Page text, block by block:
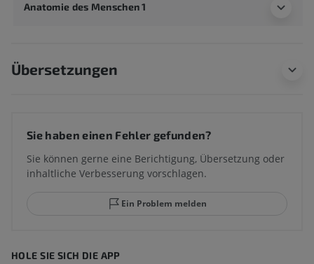
Anatomie des Menschen 1
Übersetzungen
Sie haben einen Fehler gefunden?
Sie können gerne eine Berichtigung, Übersetzung oder
inhaltliche Verbesserung vorschlagen.
Ein Problem melden
HOLE SIE SICH DIE APP